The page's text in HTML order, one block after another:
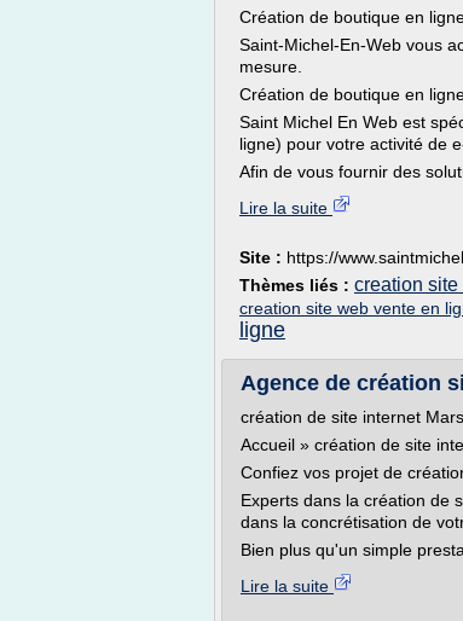
Création de boutique en
Saint-Michel-En-Web vous
mesure.
Création de boutique en
Saint Michel En Web est
ligne) pour votre activité de
Afin de vous fournir des
Lire la suite
Site : https://
Thèmes liés : creation
creation site web vente en
ligne
Agence de création
création de site internet
Accueil » création de site
Confiez vos projet de
Experts dans la création de
dans la concrétisation de
Bien plus qu'un simple
Lire la suite